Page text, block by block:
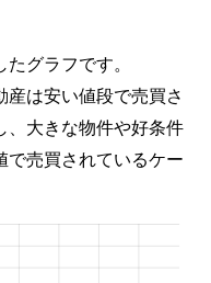
グラフです。
は安い値段で売買さ
、大きな物件や好条件
売買されているケー